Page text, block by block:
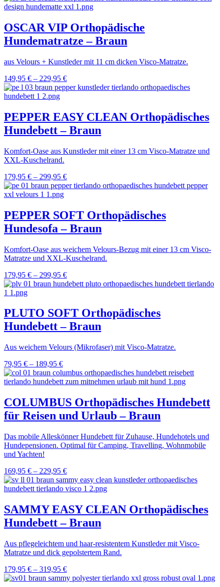
OSCAR VIP Orthopädische
Hundematratze – Braun
aus Velours + Kunstleder mit 11 cm dicken Visco-Matratze.
149,95 € – 229,95 €
PEPPER EASY CLEAN Orthopädisches
Hundebett – Braun
Komfort-Oase aus Kunstleder mit einer 13 cm Visco-Matratze und
XXL-Kuschelrand.
179,95 € – 299,95 €
PEPPER SOFT Orthopädisches
Hundesofa – Braun
Komfort-Oase aus weichem Velours-Bezug mit einer 13 cm Visco-
Matratze und XXL-Kuschelrand.
179,95 € – 299,95 €
PLUTO SOFT Orthopädisches
Hundebett – Braun
Aus weichem Velours (Mikrofaser) mit Visco-Matratze.
79,95 € – 189,95 €
COLUMBUS Orthopädisches Hundebett
für Reisen und Urlaub – Braun
Das mobile Alleskönner Hundebett für Zuhause, Hundehotels und
Hundepensionen. Optimal für Camping, Travelling, Wohnmobile
und Yachten!
169,95 € – 229,95 €
SAMMY EASY CLEAN Orthopädisches
Hundebett – Braun
Aus pflegeleichtem und haar-resistentem Kunstleder mit Visco-
Matratze und dick gepolstertem Rand.
179,95 € – 319,95 €